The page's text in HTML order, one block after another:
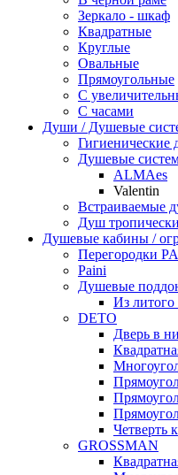
Зеркало - шкаф
Квадратные
Круглые
Овальные
Прямоугольные
С
С часами
Души / Душевые
Гигиенические
Душевые
ALMAes
Valentin
Встраиваемые
Душ
Душевые кабины /
Перегородки
Paini
Душевые
Из литого
DETO
Дверь в
Четверть
GROSSMAN